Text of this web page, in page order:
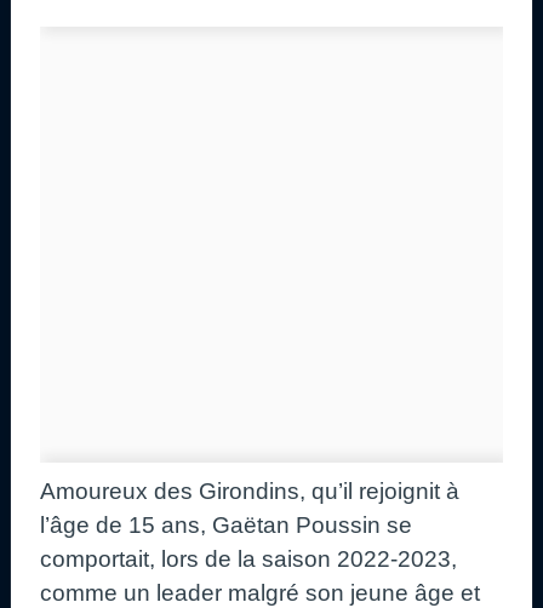
Amoureux des Girondins, qu’il rejoignit à
l’âge de 15 ans, Gaëtan Poussin se
comportait, lors de la saison 2022-2023,
comme un leader malgré son jeune âge et